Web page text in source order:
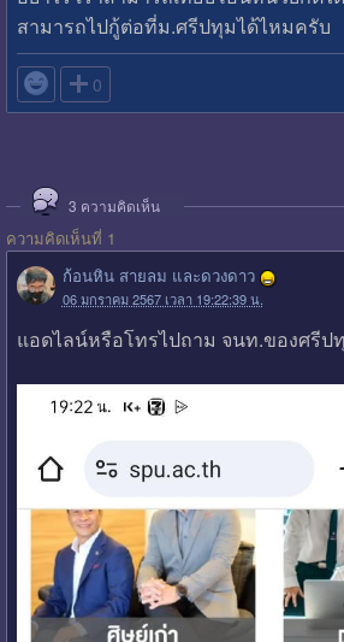
สามารถไปกู้ต่อที่ม.ศรีปทุมได้ไหมครับ
 0
3 ความคิดเห็น
ความคิดเห็นที่ 1
ก้อนหิน สายลม และดวงดาว
06 มกราคม 2567 เวลา 19:22:39 น.
แอดไลน์หรือโทรไปถาม จนท.ของศรีป